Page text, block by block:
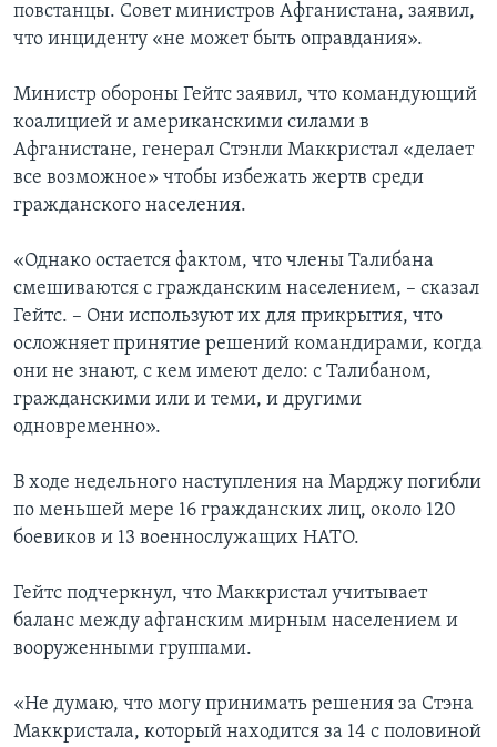
повстанцы. Совет министров Афганистана, заявил,
что инциденту «не может быть оправдания».
Министр обороны Гейтс заявил, что командующий
коалицией и американскими силами в
Афганистане, генерал Стэнли Маккристал «делает
все возможное» чтобы избежать жертв среди
гражданского населения.
«Однако остается фактом, что члены Талибана
смешиваются с гражданским населением, – сказал
Гейтс. – Они используют их для прикрытия, что
осложняет принятие решений командирами, когда
они не знают, с кем имеют дело: с Талибаном,
гражданскими или и теми, и другими
одновременно».
В ходе недельного наступления на Марджу погибли
по меньшей мере 16 гражданских лиц, около 120
боевиков и 13 военнослужащих НАТО.
Гейтс подчеркнул, что Маккристал учитывает
баланс между афганским мирным населением и
вооруженными группами.
«Не думаю, что могу принимать решения за Стэна
Маккристала, который находится за 14 с половиной